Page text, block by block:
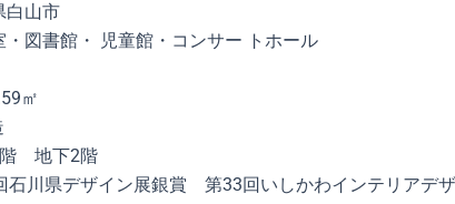
白山市
・図書館・ 児童館・コンサー トホール
㎡
地下2階
石川県デザイン展銀賞 第33回いしかわインテリア